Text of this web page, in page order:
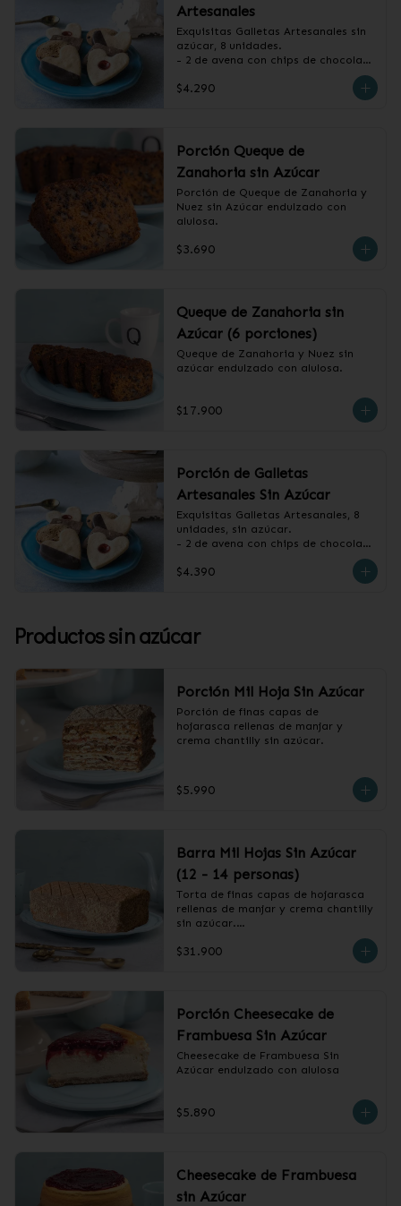
Artesanales
Exquisitas Galletas Artesanales sin
azúcar, 8 unidades.
- 2 de avena con chips de chocolate
chocolate
$4.290
Porción Queque de
Zanahoria sin Azúcar
Porción de Queque de Zanahoria y
Nuez sin Azúcar endulzado con
alulosa.
$3.690
Queque de Zanahoria sin
Azúcar (6 porciones)
Queque de Zanahoria y Nuez sin
azúcar endulzado con alulosa.
$17.900
Porción de Galletas
Artesanales Sin Azúcar
Exquisitas Galletas Artesanales, 8
unidades, sin azúcar.
- 2 de avena con chips de chocolate
chocolate
$4.390
Productos sin azúcar
Porción Mil Hoja Sin Azúcar
Porción de finas capas de
hojarasca rellenas de manjar y
crema chantilly sin azúcar.
$5.990
Barra Mil Hojas Sin Azúcar
(12 - 14 personas)
Torta de finas capas de hojarasca
rellenas de manjar y crema chantilly
sin azúcar.
❄️ Producto Congelado
$31.900
Porción Cheesecake de
Frambuesa Sin Azúcar
Cheesecake de Frambuesa Sin
Azúcar endulzado con alulosa
$5.890
Cheesecake de Frambuesa
sin Azúcar